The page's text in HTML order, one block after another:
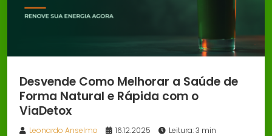
Desvende Como Melhorar a Saúde de
Forma Natural e Rápida com o
ViaDetox
Leonardo Anselmo 16.12.2025 Leitura: 3 min